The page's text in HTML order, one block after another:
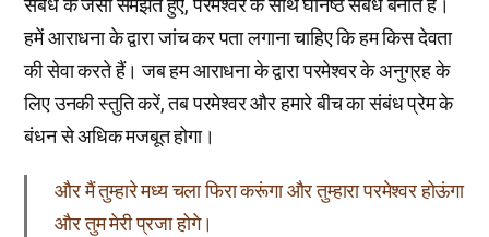
संबंध के जैसा समझते हुए, परमेश्वर के साथ घनिष्ठ संबंध बनाते हैं।
हमें आराधना के द्वारा जांच कर पता लगाना चाहिए कि हम किस देवता
की सेवा करते हैं। जब हम आराधना के द्वारा परमेश्वर के अनुग्रह के
लिए उनकी स्तुति करें, तब परमेश्वर और हमारे बीच का संबंध प्रेम के
बंधन से अधिक मजबूत होगा।
और मैं तुम्हारे मध्य चला फिरा करूंगा और तुम्हारा परमेश्वर होऊंगा
और तुम मेरी प्रजा होगे।